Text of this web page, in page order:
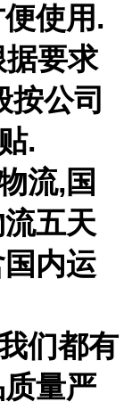
使用 .
据要求
按公司
.
流,国
五天
内运
们都有
量严